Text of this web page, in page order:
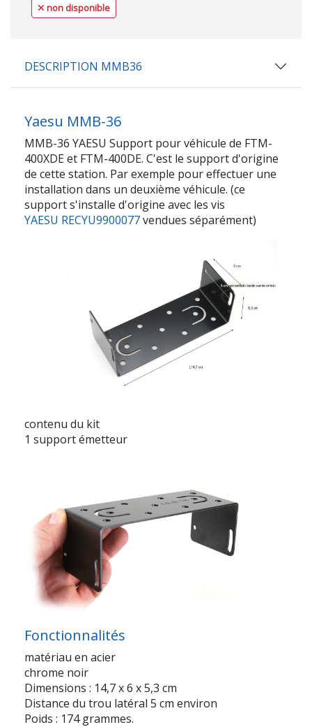
non disponible
DESCRIPTION MMB36
Yaesu MMB-36
MMB-36 YAESU Support pour véhicule de FTM-
400XDE et FTM-400DE. C'est le support d'origine
de cette station. Par exemple pour effectuer une
installation dans un deuxième véhicule. (ce
support s'installe d'origine avec les vis
YAESU RECYU9900077vendues séparément)
contenu du kit
1 support émetteur
Fonctionnalités
matériau en acier
chrome noir
Dimensions : 14,7 x 6 x 5,3 cm
Distance du trou latéral 5 cm environ
Poids : 174 grammes.